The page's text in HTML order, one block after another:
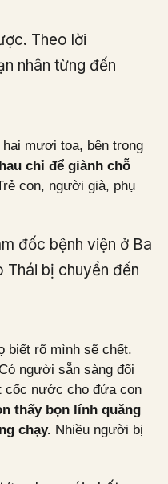
Theo lời
nhân từng đến
hai mươi toa, bên trong
chỉ để giành chỗ
con, người già, phụ
đốc bệnh viện ở Ba
Thái bị chuyển đến
biết rõ mình sẽ chết.
người sẵn sàng đổi
cốc nước cho đứa con
thấy bọn lính quăng
chạy. Nhiều người bị